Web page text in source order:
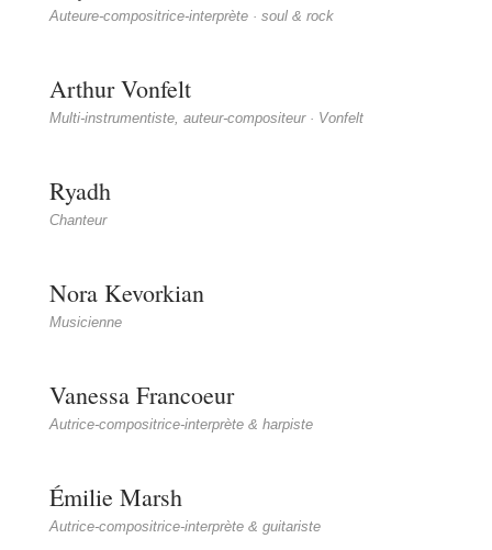
Auteure-compositrice-interprète · soul & rock
Arthur Vonfelt
Multi-instrumentiste, auteur-compositeur · Vonfelt
Ryadh
Chanteur
Nora Kevorkian
Musicienne
Vanessa Francoeur
Autrice-compositrice-interprète & harpiste
Émilie Marsh
Autrice-compositrice-interprète & guitariste